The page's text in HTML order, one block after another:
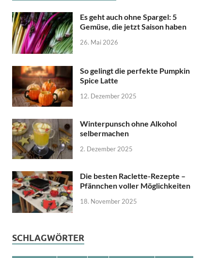
Es geht auch ohne Spargel: 5
Gemüse, die jetzt Saison haben
26. Mai 2026
So gelingt die perfekte Pumpkin
Spice Latte
12. Dezember 2025
Winterpunsch ohne Alkohol
selbermachen
2. Dezember 2025
Die besten Raclette-Rezepte –
Pfännchen voller Möglichkeiten
18. November 2025
SCHLAGWÖRTER